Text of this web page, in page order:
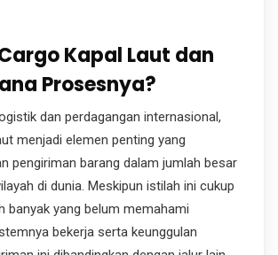
Kapal Laut dan
Prosesnya?
dan perdagangan internasional,
menjadi elemen penting yang
pengiriman barang dalam jumlah besar
di dunia. Meskipun istilah ini cukup
banyak yang belum memahami
bekerja serta keunggulan